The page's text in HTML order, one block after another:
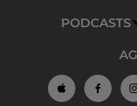
PODCASTS